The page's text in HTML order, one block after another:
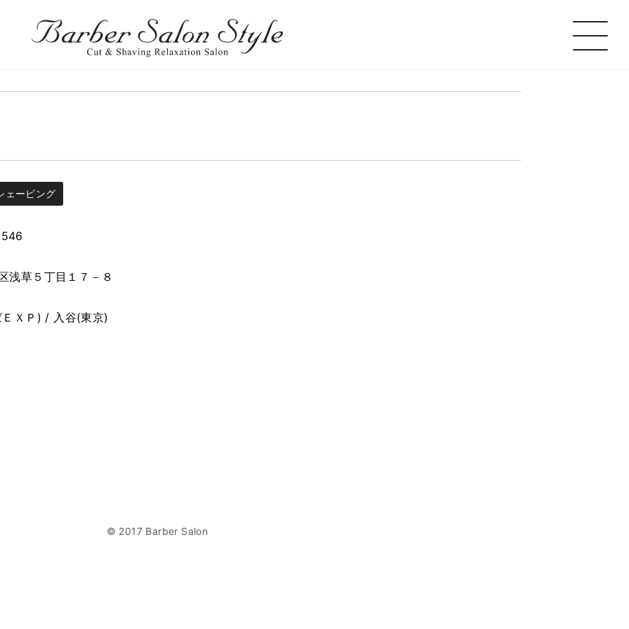
ェービング
浅草５丁目１７－８
ＸＰ) / 入谷(東京)
© 2017 Barber Salon